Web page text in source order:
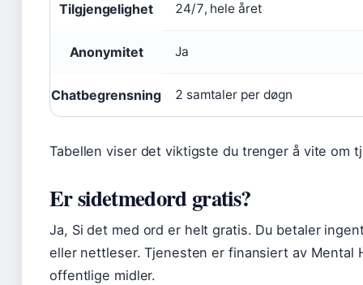
Tilgjengelighet 24/7, hele året
Anonymitet Ja
Chatbegrensning 2 samtaler per døgn
Tabellen viser det viktigste du trenger å vite om
Er sidetmedord gratis?
Ja, Si det med ord er helt gratis. Du betaler
eller nettleser. Tjenesten er finansiert av Mental
offentlige midler.